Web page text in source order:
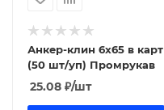
Анкер-клин 6x65 в карт
(50 шт/уп) Промрукав
25.08 ₽/шт